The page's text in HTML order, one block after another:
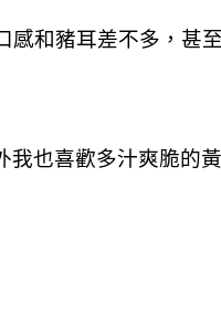
和豬耳差不多，甚
也喜歡多汁爽脆的黃